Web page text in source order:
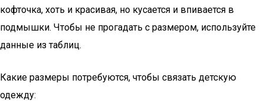
кофточка, хоть и красивая, но кусается и впивается в
подмышки. Чтобы не прогадать с размером, используйте
данные из таблиц.
Какие размеры потребуются, чтобы связать детскую
одежду: